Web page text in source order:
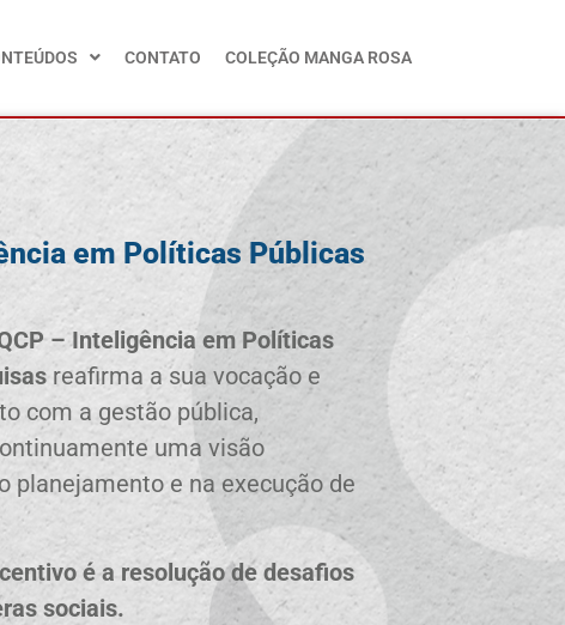
CONTATO COLEÇÃO MANGA ROSA
em Políticas Públicas
– Inteligência em Políticas
reafirma a sua vocação e
com a gestão pública,
uma visão
planejamento e na execução de
é a resolução de desafios
sociais.